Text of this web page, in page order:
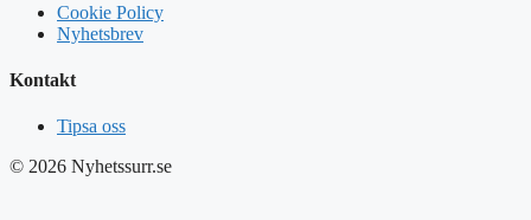
Cookie Policy
Nyhetsbrev
Kontakt
Tipsa oss
© 2026 Nyhetssurr.se